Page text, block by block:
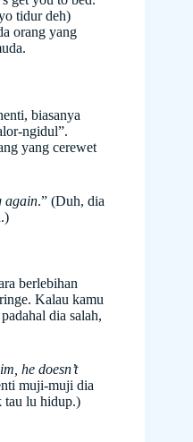
tidur deh)
orang yang
biasanya
ngidul”.
yang cerewet
again.” (Duh, dia
berlebihan
Kalau kamu
dia salah,
he doesn’t
muji-muji dia
tau lu hidup.)